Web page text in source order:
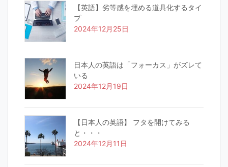
【英語】劣等感を埋める道具化するタイ
プ
2024年12月25日
日本人の英語は「フォーカス」がズレて
いる
2024年12月19日
【日本人の英語】 フタを開けてみる
と・・・
2024年12月11日